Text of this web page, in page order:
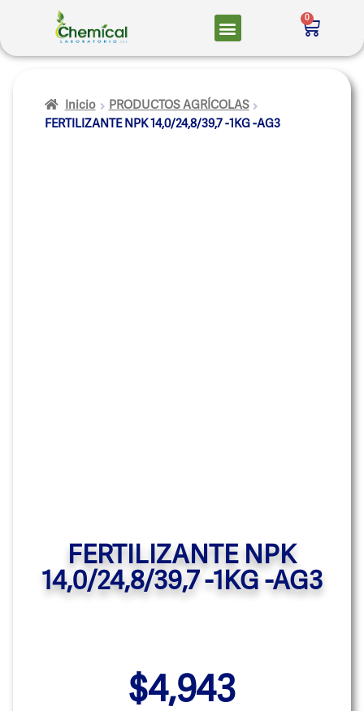
0
Inicio
PRODUCTOS AGRÍCOLAS
FERTILIZANTE NPK 14,0/24,8/39,7 -1KG -AG3
FERTILIZANTE NPK
14,0/24,8/39,7 -1KG -AG3
$4,943